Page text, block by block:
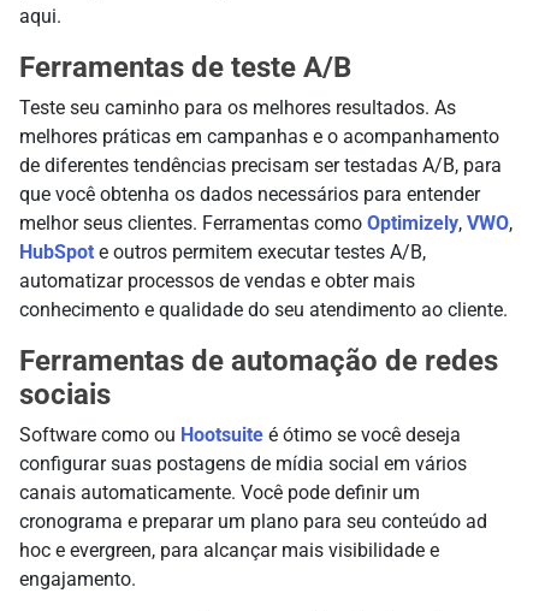
aqui.
Ferramentas de teste A/B
Teste seu caminho para os melhores resultados. As
melhores práticas em campanhas e o acompanhamento
de diferentes tendências precisam ser testadas A/B, para
que você obtenha os dados necessários para entender
melhor seus clientes. Ferramentas como Optimizely, VWO,
HubSpot e outros permitem executar testes A/B,
automatizar processos de vendas e obter mais
conhecimento e qualidade do seu atendimento ao cliente.
Ferramentas de automação de redes
sociais
Software como ou Hootsuite é ótimo se você deseja
configurar suas postagens de mídia social em vários
canais automaticamente. Você pode definir um
cronograma e preparar um plano para seu conteúdo ad
hoc e evergreen, para alcançar mais visibilidade e
engajamento.